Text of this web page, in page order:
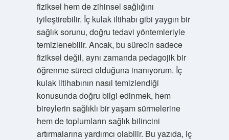
fiziksel hem de zihinsel sağlığını
iyileştirebilir. İç kulak iltihabı gibi yaygın bir
sağlık sorunu, doğru tedavi yöntemleriyle
temizlenebilir. Ancak, bu sürecin sadece
fiziksel değil, aynı zamanda pedagojik bir
öğrenme süreci olduğuna inanıyorum. İç
kulak iltihabının nasıl temizlendiği
konusunda doğru bilgi edinmek, hem
bireylerin sağlıklı bir yaşam sürmelerine
hem de toplumların sağlık bilincini
artırmalarına yardımcı olabilir. Bu yazıda, iç